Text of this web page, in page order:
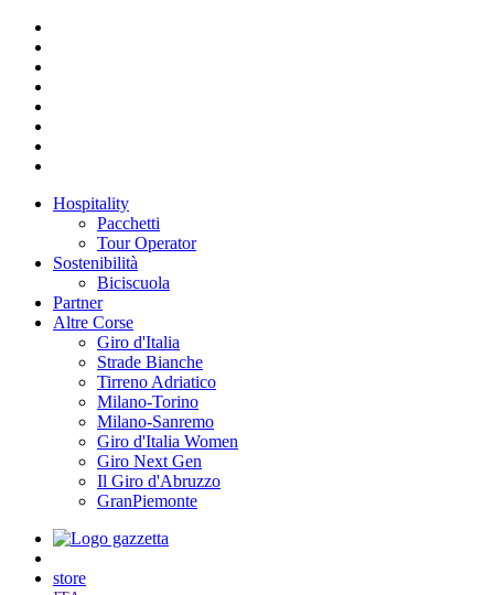
Hospitality
Pacchetti
Tour Operator
Sostenibilità
Biciscuola
Partner
Altre Corse
Giro d'Italia
Strade Bianche
Tirreno Adriatico
Milano-Torino
Milano-Sanremo
Giro d'Italia Women
Giro Next Gen
Il Giro d'Abruzzo
GranPiemonte
store